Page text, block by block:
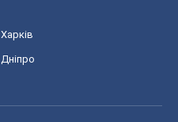
Харків
Дніпро